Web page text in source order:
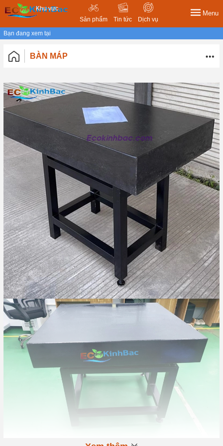
Khu vực
Sản phẩm
Tin tức Dịch vụ
Menu
Bạn đang xem tại
BÀN MÁP